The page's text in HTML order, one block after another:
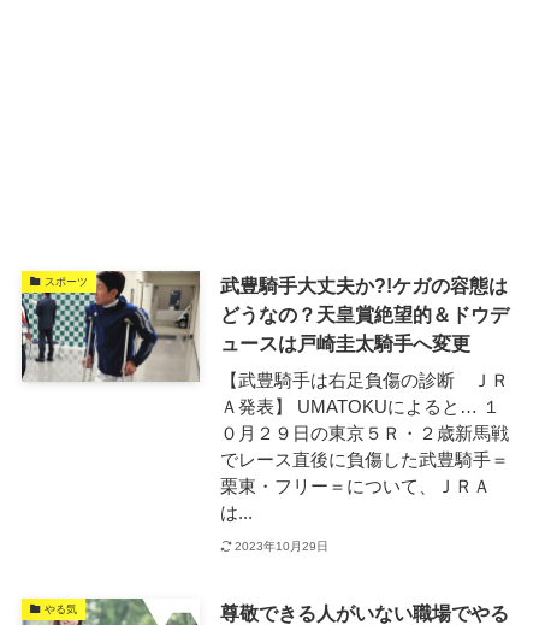
スポーツ
武豊騎手大丈夫か?!ケガの容態は
どうなの？天皇賞絶望的＆ドウデ
ュースは戸崎圭太騎手へ変更
【武豊騎手は右足負傷の診断 ＪＲ
Ａ発表】 UMATOKUによると… １
０月２９日の東京５Ｒ・２歳新馬戦
でレース直後に負傷した武豊騎手＝
栗東・フリー＝について、ＪＲＡ
は...
2023年10月29日
やる気
尊敬できる人がいない職場でやる